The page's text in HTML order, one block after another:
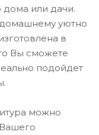
дома или дачи.
уютно
в
Вы сможете
подойдет
можно